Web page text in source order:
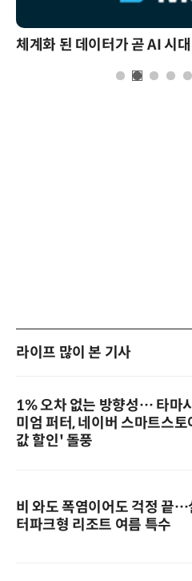
체계화 된 데이터가 곧 AI 시
라이프 많이 본 기사
1% 오차 없는 방향성… 타마
미엄 퍼터, 네이버 스마트스
값 할인' 돌풍
비 와도 폭염이어도 걱정 끝…
터파크형 리조트 여름 특수